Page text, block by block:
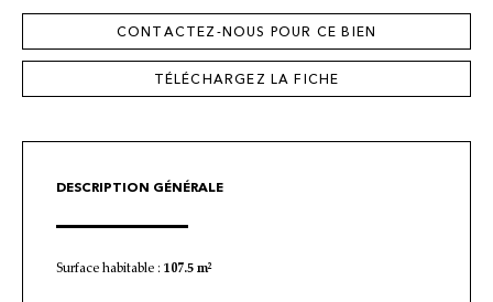
CONTACTEZ-NOUS POUR CE BIEN
TÉLÉCHARGEZ LA FICHE
DESCRIPTION GÉNÉRALE
Surface habitable : 107.5 m²